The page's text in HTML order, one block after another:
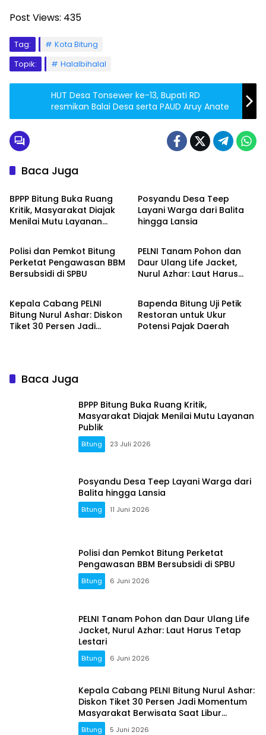
Post Views: 435
Tag:
Kota Bitung
Topik:
Halalbihalal
HUT Desa Tonsewer ke-13, Bupati RD
resmikan Balai Desa serta PAUD Aruy Anate
Baca Juga
Bitung
BPPP Bitung Buka Ruang
Kritik, Masyarakat Diajak
Menilai Mutu Layanan
Posyandu Desa Teep
Layani Warga dari Balita
hingga Lansia
Bitung
Polisi dan Pemkot Bitung
Perketat Pengawasan BBM
Bersubsidi di SPBU
Bitung
PELNI Tanam Pohon dan
Daur Ulang Life Jacket,
Nurul Azhar: Laut Harus
Bitung
Kepala Cabang PELNI
Bitung Nurul Ashar: Diskon
Tiket 30 Persen Jadi
Bitung
Bapenda Bitung Uji Petik
Restoran untuk Ukur
Potensi Pajak Daerah
Baca Juga
BPPP Bitung Buka Ruang Kritik,
Masyarakat Diajak Menilai Mutu Layanan
Publik
Bitung 23 Juli 2026
Posyandu Desa Teep Layani Warga dari
Balita hingga Lansia
Bitung 11 Juni 2026
Polisi dan Pemkot Bitung Perketat
Pengawasan BBM Bersubsidi di SPBU
Bitung 6 Juni 2026
PELNI Tanam Pohon dan Daur Ulang Life
Jacket, Nurul Azhar: Laut Harus Tetap
Lestari
Bitung 6 Juni 2026
Kepala Cabang PELNI Bitung Nurul Ashar:
Diskon Tiket 30 Persen Jadi Momentum
Masyarakat Berwisata Saat Libur
Sekolah
Bitung 5 Juni 2026